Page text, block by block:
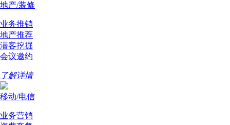
地产/装修
业务推销
地产推荐
潜客挖掘
会议邀约
了解详情
移动/电信
业务营销